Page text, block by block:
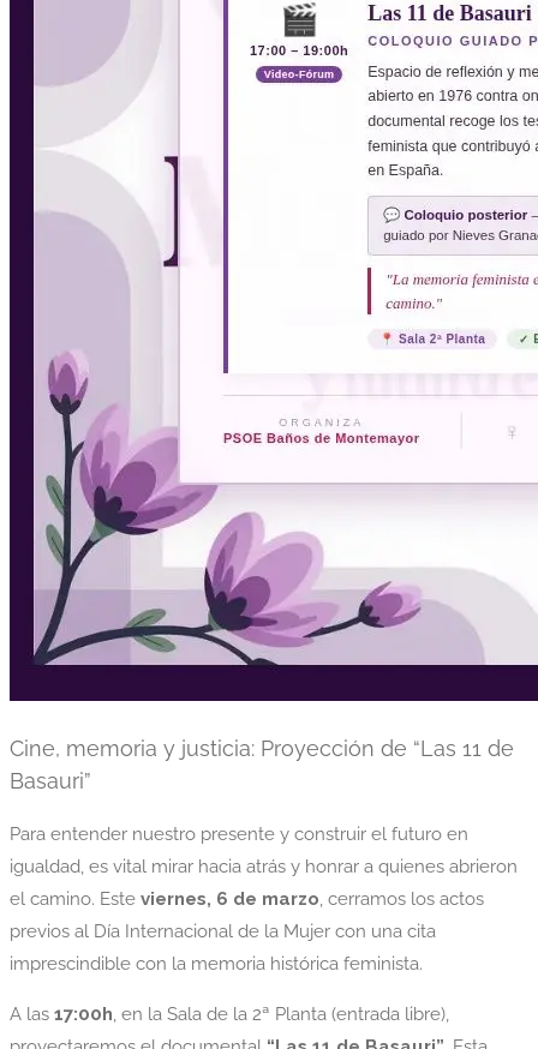
Cine, memoria y justicia: Proyección de “Las 11 de
Basauri”
Para entender nuestro presente y construir el futuro en
igualdad, es vital mirar hacia atrás y honrar a quienes abrieron
el camino. Este viernes, 6 de marzo, cerramos los actos
previos al Día Internacional de la Mujer con una cita
imprescindible con la memoria histórica feminista.
A las 17:00h, en la Sala de la 2ª Planta (entrada libre),